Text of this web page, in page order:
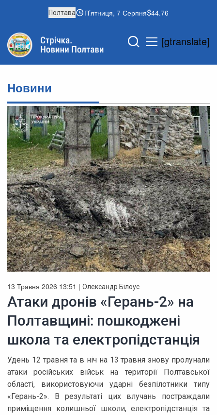
Полтава П’ятниця, 7 Серпня 44.76
[gtranslate]
Новини
13 Травня 2026 13:51 | Олександр Білоус
Атаки дронів «Герань-2» на
Полтавщині: пошкоджені
школа та електропідстанція
Удень 12 травня та в ніч на 13 травня знову пролунали
атаки російських військ на території Полтавської
області, використовуючи ударні безпілотники типу
«Герань-2». В результаті цих влучань постраждали
приміщення колишньої школи, електропідстанція та